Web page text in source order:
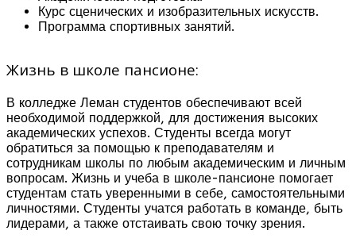
Курс сценических и изобразительных искусств.
Программа спортивных занятий.
Жизнь в школе пансионе:
В колледже Леман студентов обеспечивают всей
необходимой поддержкой, для достижения высоких
академических успехов. Студенты всегда могут
обратиться за помощью к преподавателям и
сотрудникам школы по любым академическим и личным
вопросам. Жизнь и учеба в школе-пансионе помогает
студентам стать уверенными в себе, самостоятельными
личностями. Студенты учатся работать в команде, быть
лидерами, а также отстаивать свою точку зрения.